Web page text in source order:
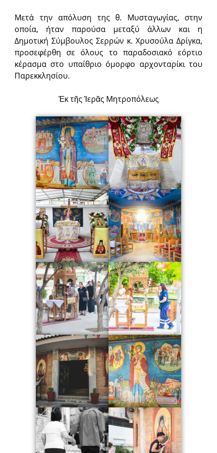
Μετά την απόλυση της θ. Μυσταγωγίας, στην
οποία, ήταν παρούσα μεταξύ άλλων και η
Δημοτική Σύμβουλος Σερρών κ. Χρυσούλα Δρίγκα,
προσεφέρθη σε όλους το παραδοσιακό εόρτιο
κέρασμα στο υπαίθριο όμορφο αρχονταρίκι του
Παρεκκλησίου.
Ἐκ τῆς Ἱερᾶς Μητροπόλεως